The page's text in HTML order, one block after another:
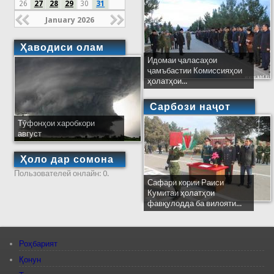
26
27 28 29 30 31
January 2026
Ҳаводиси олам
Тӯфонҳои харобкори
август
Ҳоло дар сомона
Пользователей онлайн: 0.
Идомаи ҷаласаҳои
ҷамъбастии Комиссияҳои
ҳолатҳои...
Сарбози наҷот
Сафари кории Раиси
Кумитаи ҳолатҳои
фавқулодда ба вилояти...
Роҳбарият
Қонун